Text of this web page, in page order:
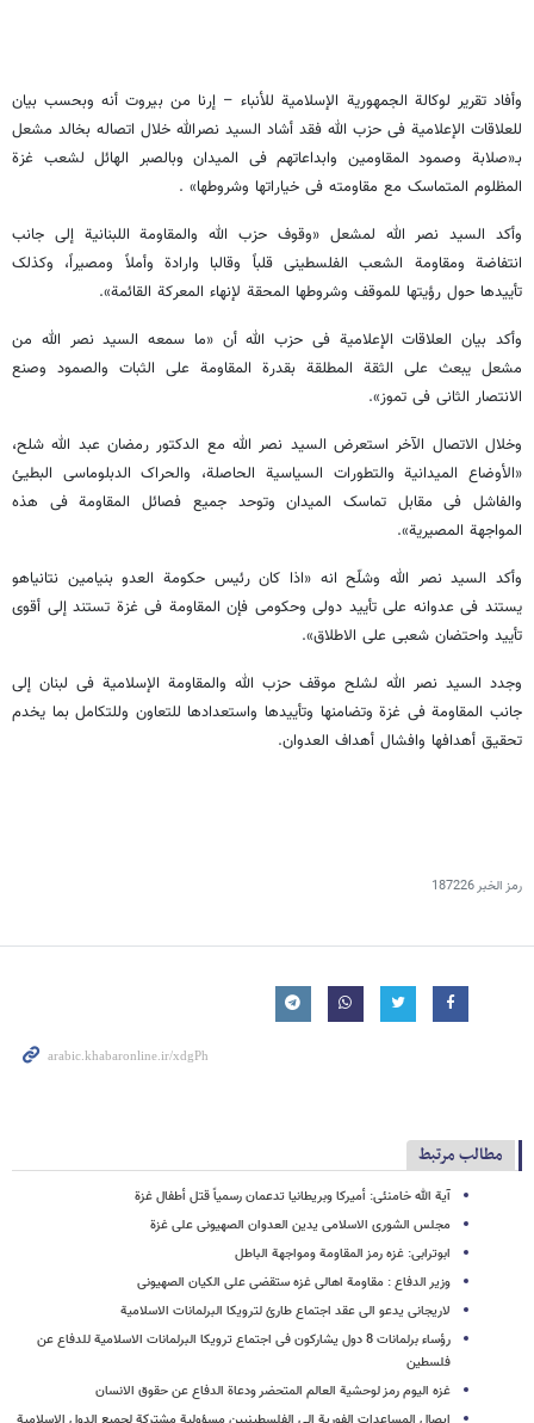
وأفاد تقریر لوکالة الجمهوریة الإسلامیة للأنباء – إرنا من بیروت أنه وبحسب بیان
للعلاقات الإعلامیة فی حزب الله فقد أشاد السید نصرالله خلال اتصاله بخالد مشعل
بـ«صلابة وصمود المقاومین وابداعاتهم فی المیدان وبالصبر الهائل لشعب غزة
المظلوم المتماسک مع مقاومته فی خیاراتها وشروطها» .
وأکد السید نصر الله لمشعل «وقوف حزب الله والمقاومة اللبنانیة إلی جانب
انتفاضة ومقاومة الشعب الفلسطینی قلباً وقالبا وارادة وأملاً ومصیراً، وکذلک
تأییدها حول رؤیتها للموقف وشروطها المحقة لإنهاء المعرکة القائمة».
وأکد بیان العلاقات الإعلامیة فی حزب الله أن «ما سمعه السید نصر الله من
مشعل یبعث علی الثقة المطلقة بقدرة المقاومة علی الثبات والصمود وصنع
الانتصار الثانی فی تموز».
وخلال الاتصال الآخر استعرض السید نصر الله مع الدکتور رمضان عبد الله شلح،
«الأوضاع المیدانیة والتطورات السیاسیة الحاصلة، والحراک الدبلوماسی البطیئ
والفاشل فی مقابل تماسک المیدان وتوحد جمیع فصائل المقاومة فی هذه
المواجهة المصیریة».
وأکد السید نصر الله وشلّح انه «اذا کان رئیس حکومة العدو بنیامین نتانیاهو
یستند فی عدوانه علی تأیید دولی وحکومی فإن المقاومة فی غزة تستند إلی أقوی
تأیید واحتضان شعبی علی الاطلاق».
وجدد السید نصر الله لشلح موقف حزب الله والمقاومة الإسلامیة فی لبنان إلی
جانب المقاومة فی غزة وتضامنها وتأییدها واستعدادها للتعاون وللتکامل بما یخدم
تحقیق أهدافها وافشال أهداف العدوان.
رمز الخبر187226
مطالب مرتبط
آیة الله خامنئی: أمیرکا وبریطانیا تدعمان رسمیاً قتل أطفال غزة
مجلس الشوری الاسلامی یدین العدوان الصهیونی علی غزة
ابوترابی: غزه رمز المقاومة ومواجهة الباطل
وزیر الدفاع : مقاومة اهالی غزه ستقضی علی الکیان الصهیونی
لاریجانی یدعو الی عقد اجتماع طارئ لترویکا البرلمانات الاسلامیة
رؤساء برلمانات 8 دول یشارکون فی اجتماع ترویکا البرلمانات الاسلامیة للدفاع عن
فلسطین
غزه الیوم رمز لوحشیة العالم المتحضر ودعاة الدفاع عن حقوق الانسان